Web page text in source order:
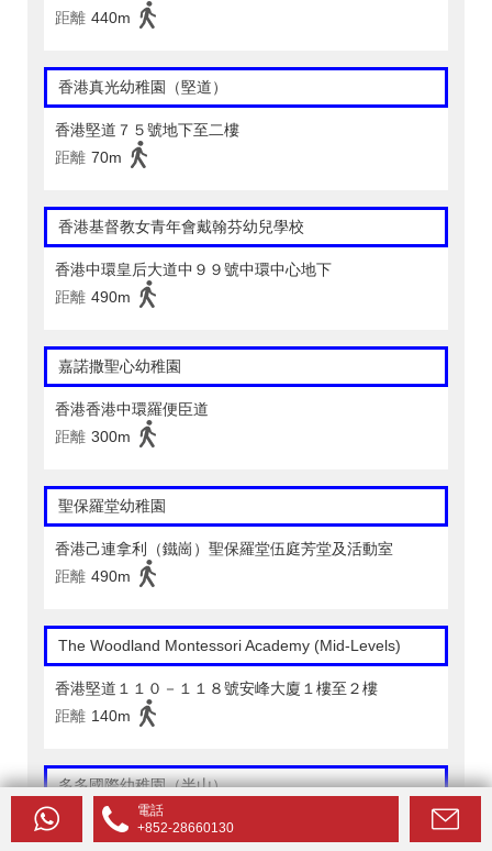
距離 440m
香港真光幼稚園（堅道）
香港堅道７５號地下至二樓
距離 70m
香港基督教女青年會戴翰芬幼兒學校
香港中環皇后大道中９９號中環中心地下
距離 490m
嘉諾撒聖心幼稚園
香港香港中環羅便臣道
距離 300m
聖保羅堂幼稚園
香港己連拿利（鐵崗）聖保羅堂伍庭芳堂及活動室
距離 490m
The Woodland Montessori Academy (Mid-Levels)
香港堅道１１０－１１８號安峰大廈１樓至２樓
距離 140m
多多國際幼稚園（半山）
香港半山堅道５號寶林閣地下Ｂ號舖
電話
+852-28660130